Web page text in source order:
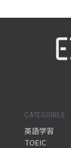
CATEGORIES
英語学習
TOEIC